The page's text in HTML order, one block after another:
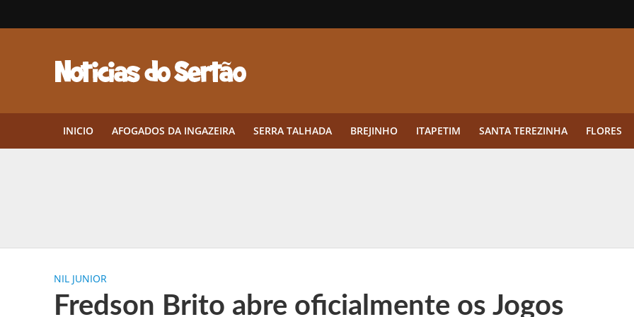
INICIO AFOGADOS DA INGAZEIRA SERRA TALHADA BREJINHO ITAPETIM SANTA TEREZINHA FLORES
Twin lança torneio semanal “Mestres das Rodadas” focado em multiplicadores
NIL JUNIOR
Fredson Brito abre oficialmente os Jogos